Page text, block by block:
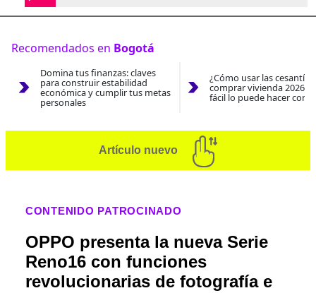
Recomendados en Bogotá
Domina tus finanzas: claves
para construir estabilidad
económica y cumplir tus metas
personales
¿Cómo usar las
comprar vivienda 2026?
fácil lo puede hacer con
Artículo nuevo
CONTENIDO PATROCINADO
OPPO presenta la nueva Serie
Reno16 con funciones
revolucionarias de fotografía e